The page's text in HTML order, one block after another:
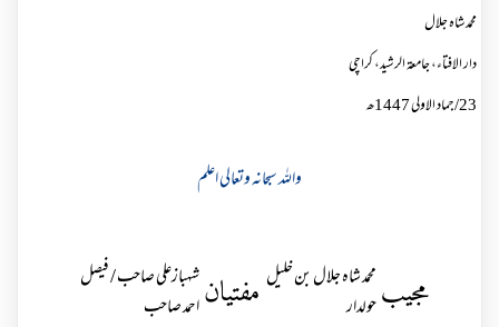
محمد شاہ جلال
دار الافتاء، جامعۃ الرشید، کراچی
23
/جماد الاولی1447ھ
واللہ سبحانہ وتعالی اعلم
مجیب محمد شاہ جلال بن خلیل
حولدار
مفتیانشہبازعلی صاحب / فیصل
احمد صاحب